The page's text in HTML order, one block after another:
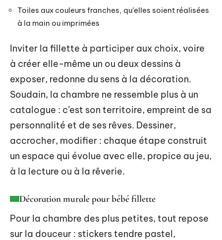
Toiles aux couleurs franches, qu’elles soient réalisées
à la main ou imprimées
Inviter la fillette à participer aux choix, voire
à créer elle-même un ou deux dessins à
exposer, redonne du sens à la décoration.
Soudain, la chambre ne ressemble plus à un
catalogue : c’est son territoire, empreint de sa
personnalité et de ses rêves. Dessiner,
accrocher, modifier : chaque étape construit
un espace qui évolue avec elle, propice au jeu,
à la lecture ou à la rêverie.
Décoration murale pour bébé fillette
Pour la chambre des plus petites, tout repose
sur la douceur : stickers tendre pastel,